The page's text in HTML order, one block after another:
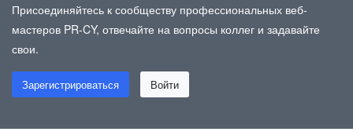
Присоединяйтесь к сообществу профессиональных веб-
мастеров PR-CY, отвечайте на вопросы коллег и задавайте
свои.
Зарегистрироваться Войти